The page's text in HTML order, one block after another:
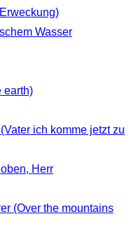
Wasser
earth)
ich komme jetzt zu
Herr
(Over the mountains